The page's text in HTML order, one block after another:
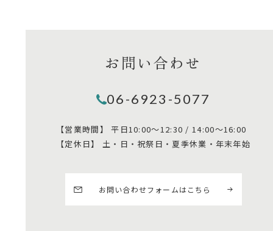
お問い合わせ
06-6923-5077
【営業時間】平日10:00～12:30 / 14:00～16:00
【定休日】
土・日・祝祭日・夏季休業・年末年始
お問い合わせフォームはこちら